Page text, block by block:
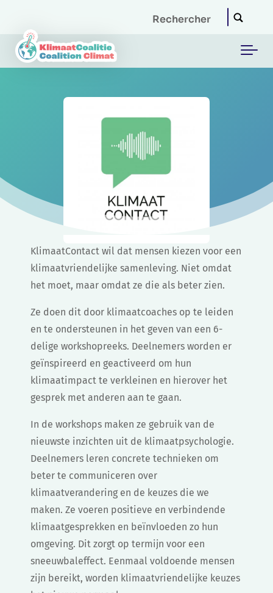
KlimaatContact wil dat mensen kiezen voor een
klimaatvriendelijke samenleving. Niet omdat
het moet, maar omdat ze die als beter zien.
Ze doen dit door klimaatcoaches op te leiden
en te ondersteunen in het geven van een 6-
delige workshopreeks. Deelnemers worden er
geïnspireerd en geactiveerd om hun
klimaatimpact te verkleinen en hierover het
gesprek met anderen aan te gaan.
In de workshops maken ze gebruik van de
nieuwste inzichten uit de klimaatpsychologie.
Deelnemers leren concrete technieken om
beter te communiceren over
klimaatverandering en de keuzes die we
maken. Ze voeren positieve en verbindende
klimaatgesprekken en beïnvloeden zo hun
omgeving. Dit zorgt op termijn voor een
sneeuwbaleffect. Eenmaal voldoende mensen
zijn bereikt, worden klimaatvriendelijke keuzes